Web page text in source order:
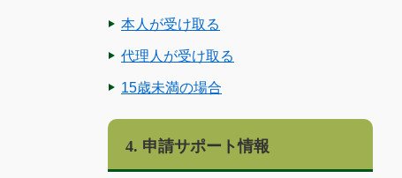
本人が受け取る
代理人が受け取る
15歳未満の場合
4. 申請サポート情報